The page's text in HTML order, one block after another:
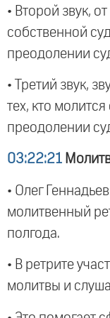
• Второй звук,
собственной
преодолении
• Третий звук,
тех, кто
преодолении
03:22:21
• Олег
молитвенный
полгода.
• В ретрите
молитвы и